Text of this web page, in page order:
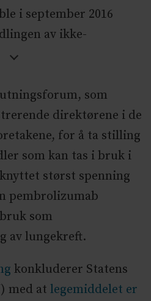
i september 2016
av ikke-
hos pasienter som
publisert en studie
hos pasienter med
som uttrykker
PD-LA som
behandling.*
lever lenger
behandling,
Etter 6
72 % av
lever. I snitt ser
som
direktørene i de
for å ta stilling
som kan tas i bruk i
størst spenning
pembrolizumab
som
av lungekreft.
konkluderer Statens
med at legemiddelet er